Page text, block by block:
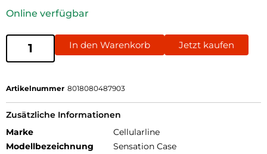
Online verfügbar
In den Warenkorb Jetzt kaufen
Artikelnummer 8018080487903
Zusätzliche Informationen
Marke
Cellularline
Modellbezeichnung
Sensation Case